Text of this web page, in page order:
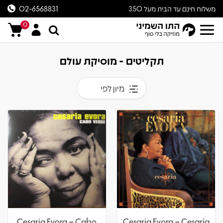
משלוח חינם עד הבית מעל 350
ש״ח
02-6568831
0
תקליטים - מוסיקת עולם
מיון לפי
Cesaria Evora – Cesaria
Cesaria Evora – Cabo